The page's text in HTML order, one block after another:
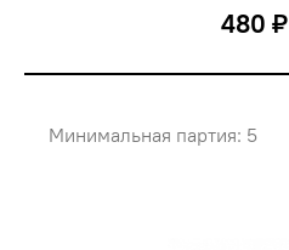
480 ₽
Минимальная партия: 5